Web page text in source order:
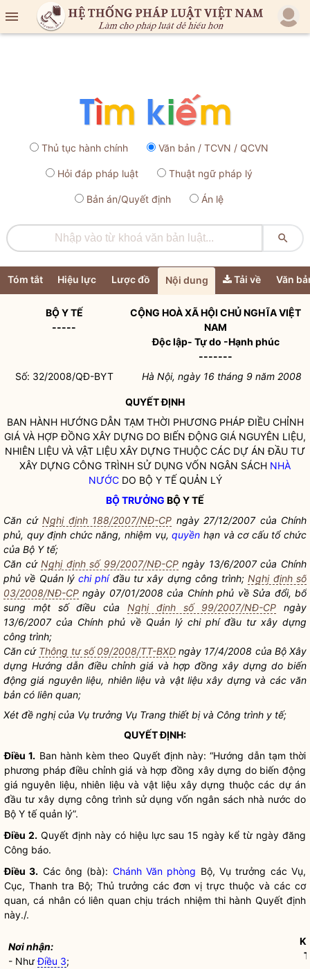

Thủ tục hành chính Văn bản / TCVN / QCVN
Hỏi đáp pháp luật Thuật ngữ pháp lý
Bản án/Quyết định Án lệ

Tóm tắt Hiệu lực Lược đồ Nội dung Tải về Văn
BỘ Y TẾ
-----
CỘNG HOÀ XÃ HỘI CHỦ NGHĨA VIỆT
NAM
Độc lập- Tự do -Hạnh phúc
-------
Số: 32/2008/QĐ-BYT
Hà Nội, ngày 16 tháng 9 năm 2008
QUYẾT ĐỊNH
BAN HÀNH HƯỚNG DẪN TẠM THỜI PHƯƠNG PHÁP ĐIỀU CHỈNH
GIÁ VÀ HỢP ĐỒNG XÂY DỰNG DO BIẾN ĐỘNG GIÁ NGUYÊN LIỆU,
NHIÊN LIỆU VÀ VẬT LIỆU XÂY DỰNG THUỘC CÁC DỰ ÁN ĐẦU TƯ
XÂY DỰNG CÔNG TRÌNH SỬ DỤNG VỐN NGÂN SÁCH NHÀ
NƯỚCDO BỘ Y TẾ QUẢN LÝ
BỘ TRƯỞNG BỘ Y TẾ
Căn cứ Nghị định 188/2007/NĐ-CP ngày 27/12/2007 của Chính
phủ, quy định chức năng, nhiệm vụ,quyền hạn và cơ cấu tổ chức
của Bộ Y tế;
Căn cứNghị định số 99/2007/NĐ-CPngày 13/6/2007 của Chính
phủ về Quản lýchi phíđầu tư xây dựng công trình;Nghị định số
03/2008/NĐ-CP ngày 07/01/2008 của Chính phủ về Sửa đổi, bổ
sung một số điều của Nghị định số 99/2007/NĐ-CP ngày
13/6/2007 của Chính phủ về Quản lý chi phíđầu tư xây dựng
công trình;
Căn cứ Thông tư số 09/2008/TT-BXD ngày 17/4/2008 của Bộ Xây
dựng Hướng dẫn điều chỉnh giá và hợp đồng xây dựng do biến
động giá nguyên liệu, nhiên liệu và vật liệu xây dựng và các văn
bản có liên quan;
Xét đề nghị của Vụ trưởng Vụ Trang thiết bị và Công trình y tế;
QUYẾT ĐỊNH:
Điều 1. Ban hành kèm theo Quyết định này: “Hướng dẫn tạm thời
phương pháp điều chỉnh giá và hợp đồng xây dựng do biến động
giá nguyên liệu, nhiên liệu và vật liệu xây dựng thuộc các dự án
đầu tư xây dựng công trình sử dụng vốn ngân sách nhà nước do
Bộ Y tế quản lý”.
Điều 2.Quyết định này có hiệu lực sau 15 ngày kể từ ngày đăng
Công báo.
Điều 3. Các ông (bà): Chánh Văn phòng Bộ, Vụ trưởng các Vụ,
Cục, Thanh tra Bộ; Thủ trưởng các đơn vị trực thuộc và các cơ
quan, cá nhân có liên quan chịu trách nhiệm thi hành Quyết định
này./.
Nơi nhận:
- NhưĐiều 3;